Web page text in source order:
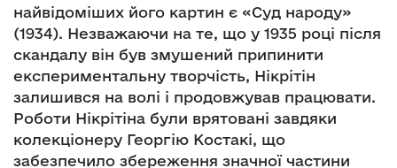
найвідоміших його картин є «Суд народу»
(1934). Незважаючи на те, що у 1935 році після
скандалу він був змушений припинити
експериментальну творчість, Нікрітін
залишився на волі і продовжував працювати.
Роботи Нікрітіна були врятовані завдяки
колекціонеру Георгію Костакі, що
забезпечило збереження значної частини